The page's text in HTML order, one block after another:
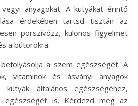
anyagokat. A kutyákat érintő
érdekében tartsd tisztán az
porszívózz, különös figyelmet
a bútorokra.
a szem egészségét. A
vitaminok és ásványi anyagok
kutyák általános egészségéhez,
egészségét is. Kérdezd meg az